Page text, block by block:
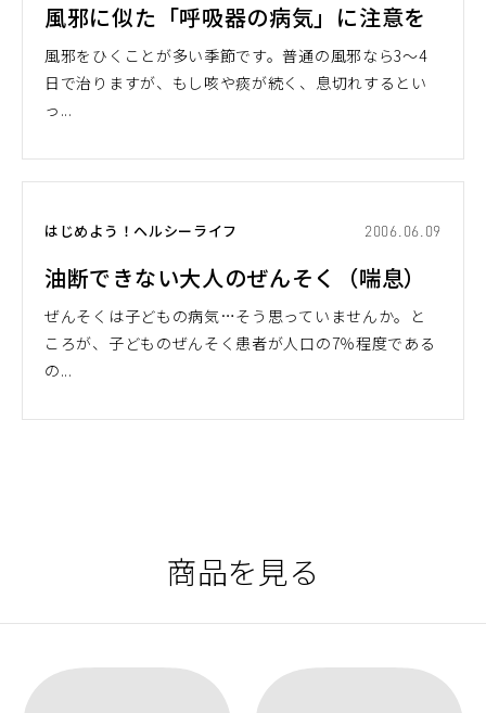
風邪に似た「呼吸器の病気」に注意を
風邪をひくことが多い季節です。普通の風邪なら3～4
日で治りますが、もし咳や痰が続く、息切れするとい
っ...
はじめよう！ヘルシーライフ 2006.06.09
油断できない大人のぜんそく（喘息）
ぜんそくは子どもの病気…そう思っていませんか。と
ころが、子どものぜんそく患者が人口の7％程度である
の...
商品を見る